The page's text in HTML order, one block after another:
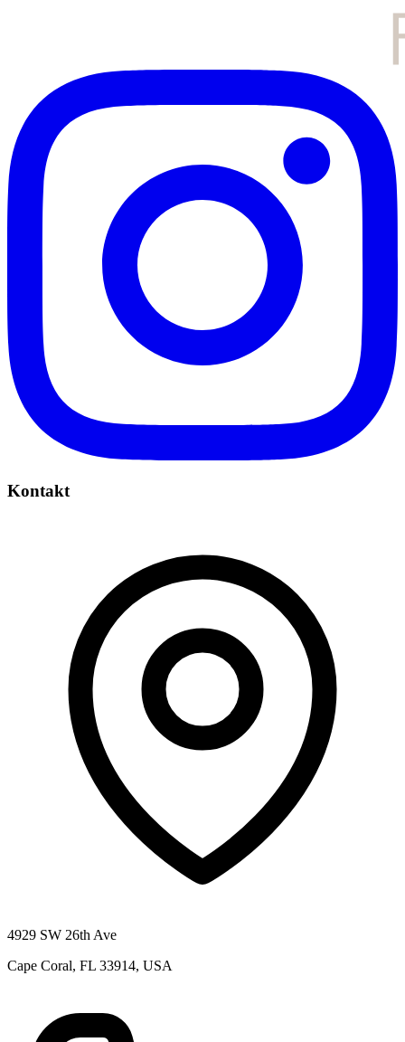
Kontakt
4929 SW 26th Ave
Cape Coral, FL 33914, USA